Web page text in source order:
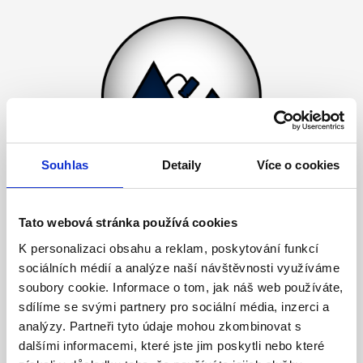
Souhlas Detaily Více o cookies
Tato webová stránka používá cookies
K personalizaci obsahu a reklam, poskytování funkcí
sociálních médií a analýze naší návštěvnosti využíváme
soubory cookie. Informace o tom, jak náš web používáte,
sdílíme se svými partnery pro sociální média, inzerci a
analýzy. Partneři tyto údaje mohou zkombinovat s
dalšími informacemi, které jste jim poskytli nebo které